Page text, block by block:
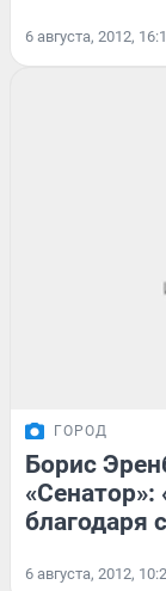
6 августа, 2012,
ГОРОД
Борис
благодаря
6 августа, 2012,